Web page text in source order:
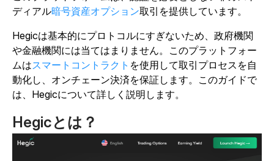
ディアル暗号資産オプション取引を提供しています。
Hegicは基本的にプロトコルにすぎないため、政府機関
や金融機関には当てはまりません。このプラットフォー
ムはスマートコントラクト を使用して取引プロセスを自
動化し、オンチェーン決済を保証します。このガイドで
は、Hegicについて詳しく説明します。
Hegicとは？